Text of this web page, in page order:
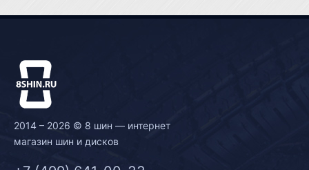
2014 – 2026 © 8 шин — интернет
магазин шин и дисков